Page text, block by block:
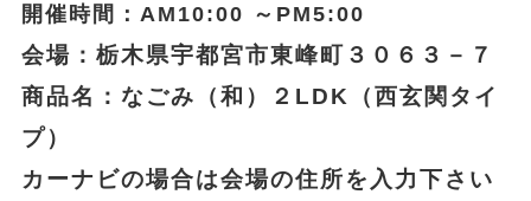
開催時間：AM10:00 ～PM5:00
会場：栃木県宇都宮市東峰町３０６３－７
商品名：なごみ（和）２LDK（西玄関タイ
プ）
カーナビの場合は会場の住所を入力下さい